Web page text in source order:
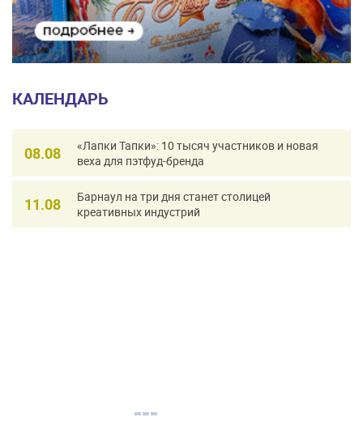
КАЛЕНДАРЬ
08.08
«Лапки Тапки»: 10 тысяч участников и новая
веха для пэтфуд-бренда
11.08
Барнаул на три дня станет столицей
креативных индустрий